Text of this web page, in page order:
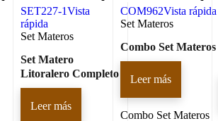
SET227-1Vista
rápida
Set Materos
Set Matero
Litoralero Completo
Leer más
COM962Vista rápida
Set Materos
Combo Set Materos
Leer más
Combo Set Materos